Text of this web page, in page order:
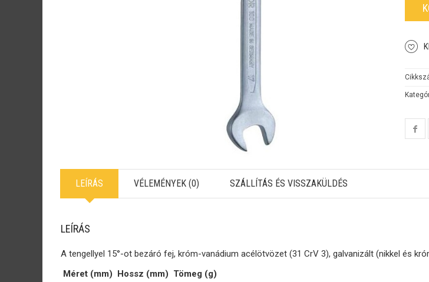
LEÍRÁS VÉLEMÉNYEK (0) SZÁLLÍTÁS ÉS VISSZAKÜLDÉS
LEÍRÁS
A tengellyel 15°-ot bezáró fej, króm-vanádium acélötvözet (31 CrV 3), galvanizált (nikkel és
Méret (mm) Hossz (mm) Tömeg (g)